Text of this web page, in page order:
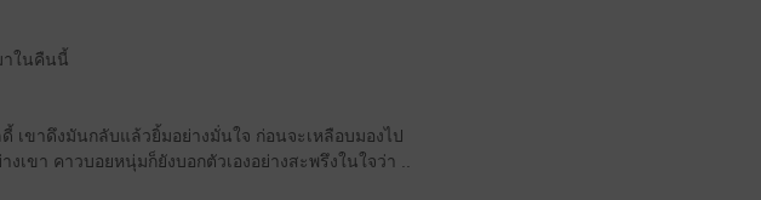
าในคืนนี้
เขาดึงมันกลับแล้วยิ้มอย่างมั่นใจ ก่อนจะเหลือบมองไป
า คาวบอยหนุ่มก็ยังบอกตัวเองอย่างสะพรึงในใจว่า ..